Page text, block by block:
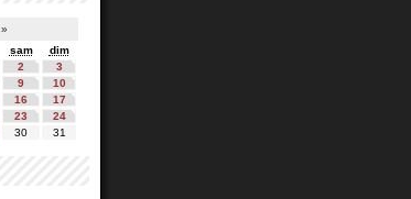
»
sam
dim
2
3
9
10
16
17
23
24
30 31